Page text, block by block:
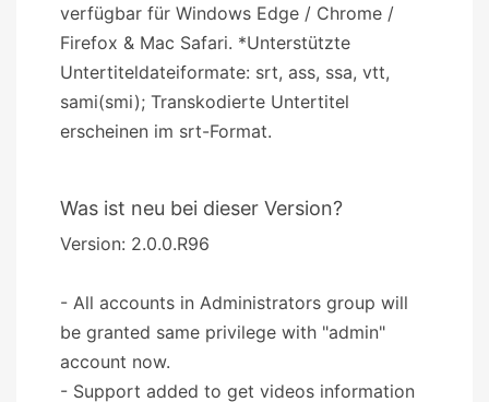
verfügbar für Windows Edge / Chrome /
Firefox & Mac Safari. *Unterstützte
Untertiteldateiformate: srt, ass, ssa, vtt,
sami(smi); Transkodierte Untertitel
erscheinen im srt-Format.
Was ist neu bei dieser Version?
Version: 2.0.0.R96
- All accounts in Administrators group will
be granted same privilege with "admin"
account now.
- Support added to get videos information